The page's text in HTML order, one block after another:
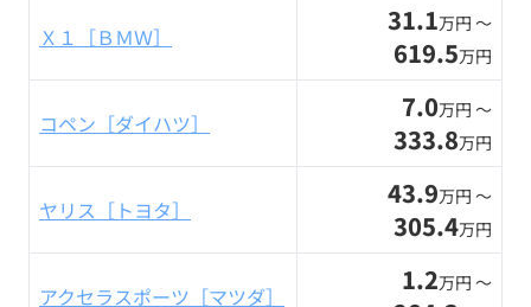
Ｘ１［ＢＭＷ］ 31.1万円 〜
619.5万円
コペン［ダイハツ］ 7.0万円 〜
333.8万円
ヤリス［トヨタ］ 43.9万円 〜
305.4万円
アクセラスポーツ［マツダ］ 1.2万円 〜